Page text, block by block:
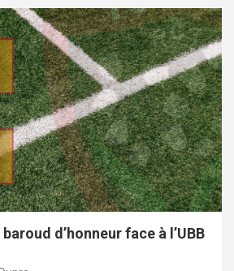
d’honneur face à l’UBB